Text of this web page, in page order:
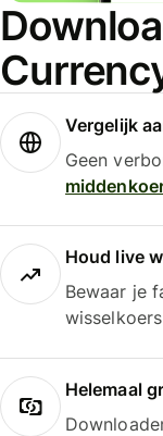
Vergelijk
Geen
Houd live
Bewaar je
Helemaal